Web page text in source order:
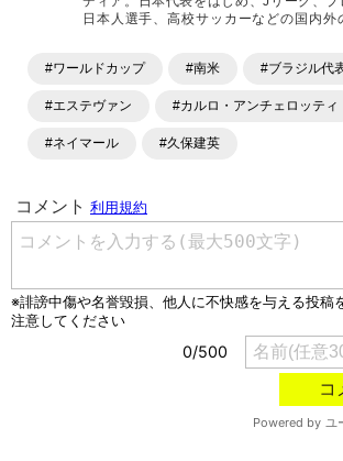
日本人選手、高校サッカーなどの国内外
ます。「X」「Instagram」「YouTube
#ワールドカップ #南米 #ブラジル代
#エステヴァン #カルロ・アンチェロッティ
#ネイマール #久保建英